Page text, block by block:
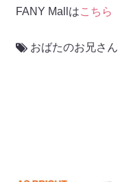
FANY Mallはこちら
おばたのお兄さん